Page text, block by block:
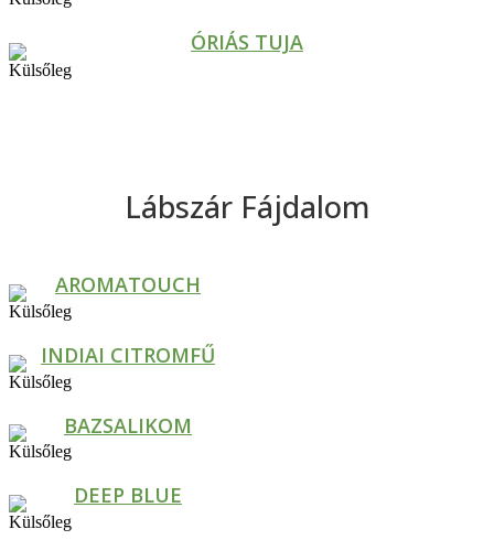
ÓRIÁS TUJA
Lábszár Fájdalom
AROMATOUCH
INDIAI CITROMFŰ
BAZSALIKOM
DEEP BLUE